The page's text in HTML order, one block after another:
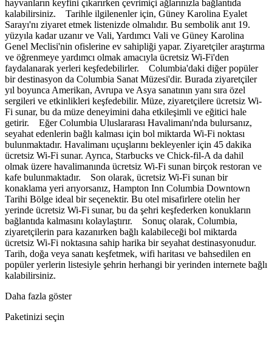
hayvanların keyfini çıkarırken çevrimiçi ağlarınızla bağlantıda
kalabilirsiniz. Tarihle ilgilenenler için, Güney Karolina Eyalet
Sarayı'nı ziyaret etmek listenizde olmalıdır. Bu sembolik anıt 19.
yüzyıla kadar uzanır ve Vali, Yardımcı Vali ve Güney Karolina
Genel Meclisi'nin ofislerine ev sahipliği yapar. Ziyaretçiler araştırma
ve öğrenmeye yardımcı olmak amacıyla ücretsiz Wi-Fi'den
faydalanarak yerleri keşfedebilirler. Columbia'daki diğer popüler
bir destinasyon da Columbia Sanat Müzesi'dir. Burada ziyaretçiler
yıl boyunca Amerikan, Avrupa ve Asya sanatının yanı sıra özel
sergileri ve etkinlikleri keşfedebilir. Müze, ziyaretçilere ücretsiz Wi-
Fi sunar, bu da müze deneyimini daha etkileşimli ve eğitici hale
getirir. Eğer Columbia Uluslararası Havalimanı'nda bulursanız,
seyahat edenlerin bağlı kalması için bol miktarda Wi-Fi noktası
bulunmaktadır. Havalimanı uçuşlarını bekleyenler için 45 dakika
ücretsiz Wi-Fi sunar. Ayrıca, Starbucks ve Chick-fil-A da dahil
olmak üzere havalimanında ücretsiz Wi-Fi sunan birçok restoran ve
kafe bulunmaktadır. Son olarak, ücretsiz Wi-Fi sunan bir
konaklama yeri arıyorsanız, Hampton Inn Columbia Downtown
Tarihi Bölge ideal bir seçenektir. Bu otel misafirlere otelin her
yerinde ücretsiz Wi-Fi sunar, bu da şehri keşfederken konukların
bağlantıda kalmasını kolaylaştırır. Sonuç olarak, Columbia,
ziyaretçilerin para kazanırken bağlı kalabileceği bol miktarda
ücretsiz Wi-Fi noktasına sahip harika bir seyahat destinasyonudur.
Tarih, doğa veya sanatı keşfetmek, wifi haritası ve bahsedilen en
popüler yerlerin listesiyle şehrin herhangi bir yerinden internete bağlı
kalabilirsiniz.
Daha fazla göster
Paketinizi seçin